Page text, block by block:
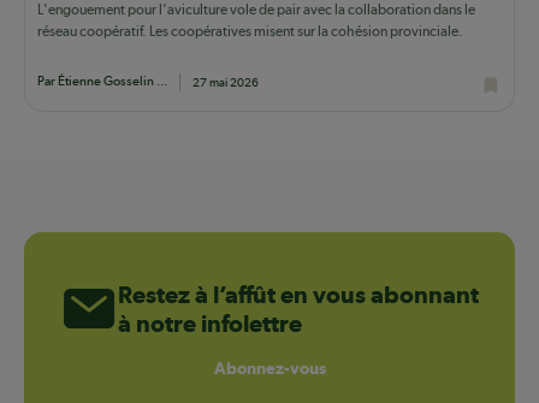
L'engouement pour l'aviculture vole de pair avec la collaboration dans le
réseau coopératif. Les coopératives misent sur la cohésion provinciale.
Par Étienne Gosselin ... 27 mai 2026
Restez à l’affût en vous abonnant
à notre infolettre
Abonnez-vous